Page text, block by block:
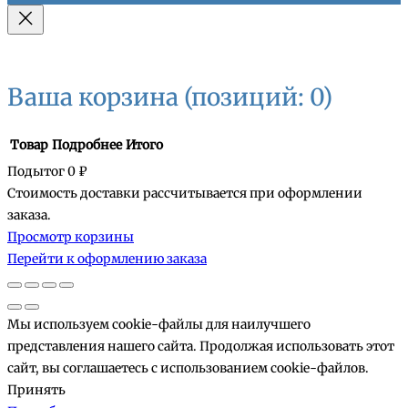
Ваша корзина (позиций: 0)
Товары
в
корзине
Товар Подробнее Итого
Подытог0 ₽
Стоимость доставки рассчитывается при оформлении
заказа.
Просмотр корзины
Перейти к оформлению заказа
Мы используем cookie-файлы для наилучшего
представления нашего сайта. Продолжая использовать этот
сайт, вы соглашаетесь с использованием cookie-файлов.
Принять